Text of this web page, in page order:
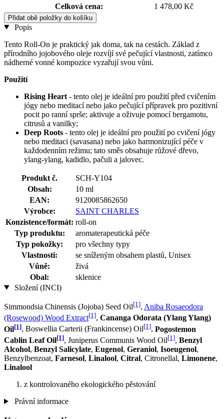
Celková cena:
1 478,00 Kč
Přidat obě položky do košíku
Popis
Tento Roll-On je praktický jak doma, tak na cestách. Základ z
přírodního jojobového oleje rozvíjí své pečující vlastnosti, zatímco
nádherné vonné kompozice vyzařují svou vůni.
Použití
Rising Heart - tento olej je ideální pro použití před cvičením
jógy nebo meditací nebo jako pečující přípravek pro pozitivní
pocit po ranní sprše; aktivuje a oživuje pomocí bergamotu,
citrusů a vanilky;
Deep Roots - tento olej je ideální pro použití po cvičení jógy
nebo meditaci (savasana) nebo jako harmonizující péče v
každodenním režimu; tato směs obsahuje růžové dřevo,
ylang-ylang, kadidlo, pačuli a jalovec.
Produkt č.
SCH-Y104
Obsah:
10 ml
EAN:
9120085862650
Výrobce:
SAINT CHARLES
Konzistence/formát: roll-on
Typ produktu:
aromaterapeutická péče
Typ pokožky:
pro všechny typy
Vlastnosti:
se sníženým obsahem plastů, Unisex
Vůně:
živá
Obal:
sklenice
Složení (INCI)
Simmondsia Chinensis (Jojoba) Seed Oil[1], Aniba Rosaeodora
(Rosewood) Wood Extract[1], Cananga Odorata (Ylang Ylang)
Oil[1], Boswellia Carterii (Frankincense) Oil[1], Pogostemon
Cablin Leaf Oil[1], Juniperus Communis Wood Oil[1], Benzyl
Alcohol, Benzyl Salicylate, Eugenol, Geraniol, Isoeugenol,
Benzylbenzoat, Farnesol, Linalool, Citral, Citronellal, Limonene,
Linalool
z kontrolovaného ekologického pěstování
Právní informace